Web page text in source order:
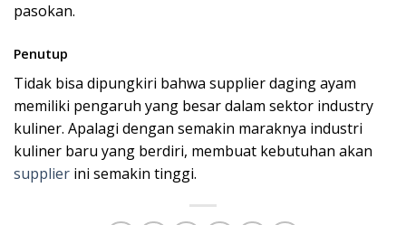
pasokan.
Penutup
Tidak bisa dipungkiri bahwa supplier daging ayam
memiliki pengaruh yang besar dalam sektor industry
kuliner. Apalagi dengan semakin maraknya industri
kuliner baru yang berdiri, membuat kebutuhan akan
supplier ini semakin tinggi.